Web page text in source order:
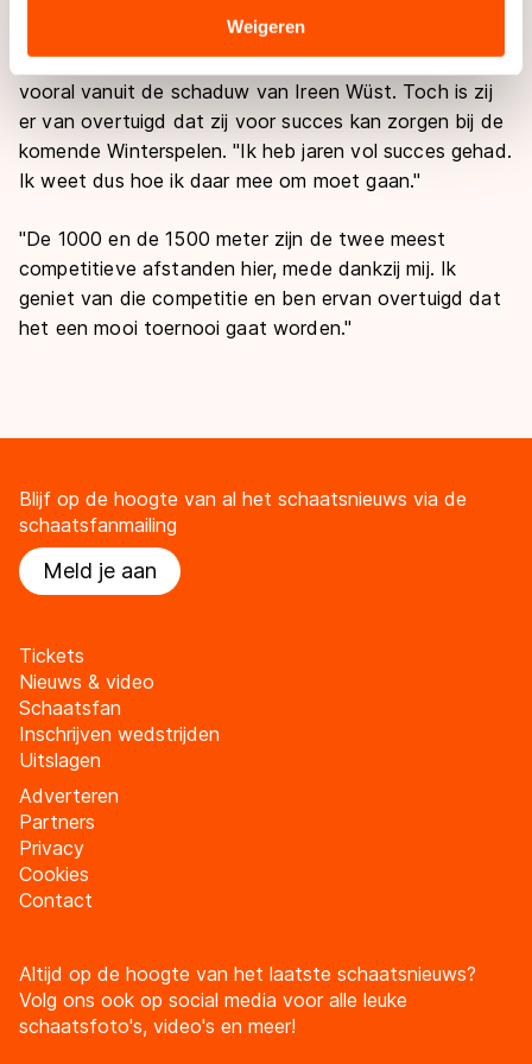
Sommige partners kunnen gegevens doorgeven aan
landen buiten de EU, zoals de VS, waar mogelijk geen
adequaat beschermingsniveau geldt volgens de GDPR.
overdracht. Meer informatie vindt u in ons
cookiebeleid
Weigeren
Vier jaar later is dat anders. Nesbitt opereert in Sotsji
vooral vanuit de schaduw van Ireen Wüst. Toch is zij
er van overtuigd dat zij voor succes kan zorgen bij de
komende Winterspelen. "Ik heb jaren vol succes gehad.
Ik weet dus hoe ik daar mee om moet gaan."
"De 1000 en de 1500 meter zijn de twee meest
competitieve afstanden hier, mede dankzij mij. Ik
geniet van die competitie en ben ervan overtuigd dat
het een mooi toernooi gaat worden."
Blijf op de hoogte van al het schaatsnieuws via de
schaatsfanmailing
Meld je aan
Tickets
Nieuws & video
Schaatsfan
Inschrijven wedstrijden
Uitslagen
Adverteren
Partners
Privacy
Cookies
Contact
Altijd op de hoogte van het laatste schaatsnieuws?
Volg ons ook op social media voor alle leuke
schaatsfoto's, video's en meer!